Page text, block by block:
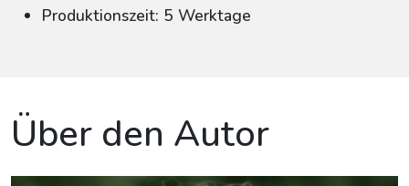
Produktionszeit: 5 Werktage
Über den Autor